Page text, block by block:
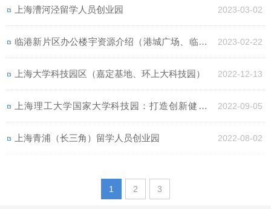
上海漕河泾留学人员创业园 2023-03-02
临港新片区办公楼宇资源介绍（港城广场、临港数 2023-02-22
上海大学科技园区（嘉定基地、环上大科技园） 2022-12-13
上海理工大学国家大学科技园：打造创新健康产 2022-09-05
上海青浦（长三角）留学人员创业园 2022-08-02
1 2 3